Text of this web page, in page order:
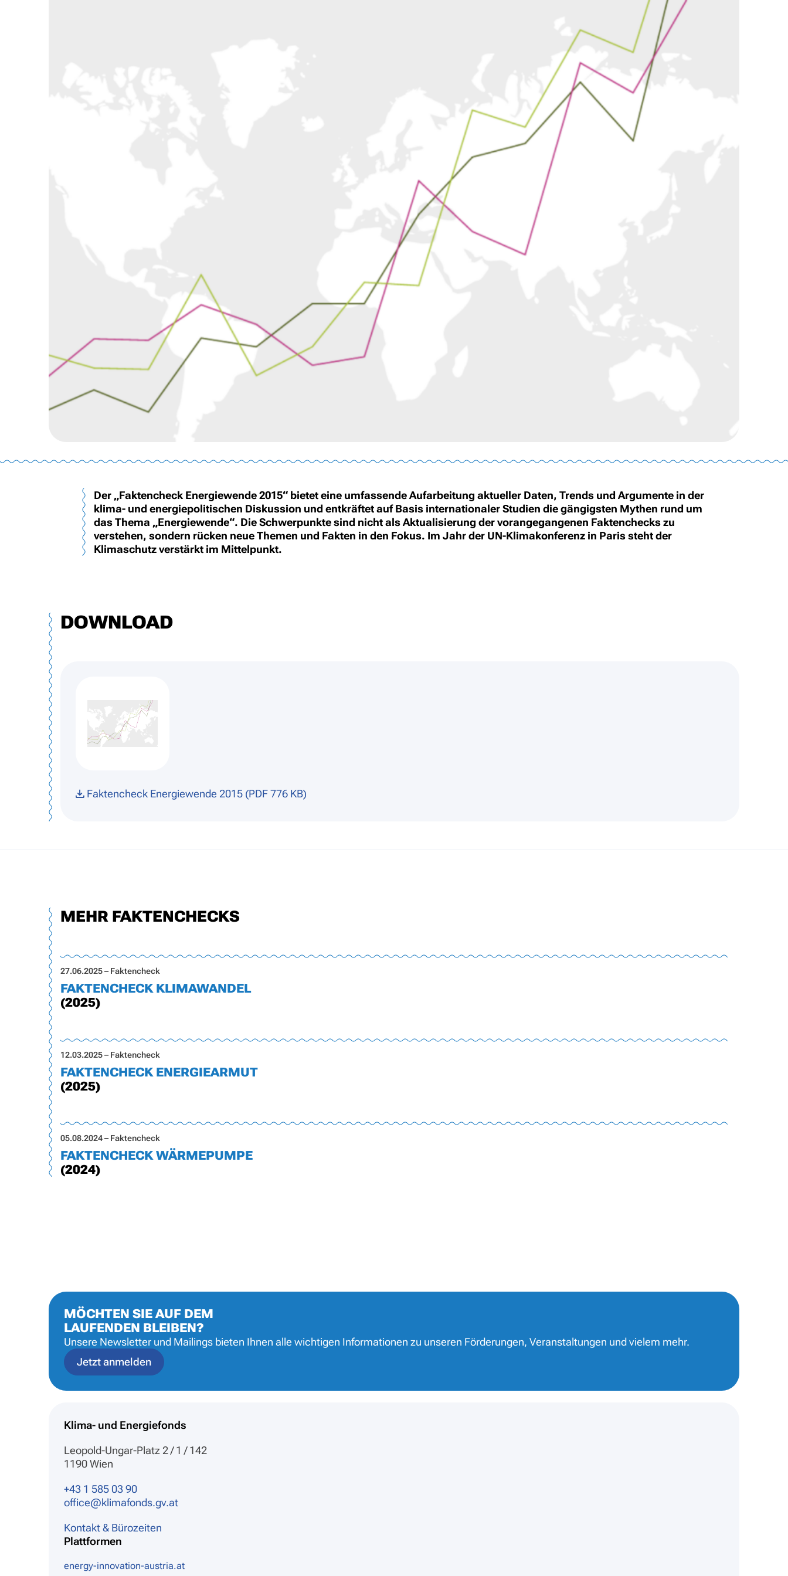
Der „Faktencheck Energiewende 2015“ bietet eine umfassende Aufarbeitung aktueller Daten, Trends und Argumente in der
klima- und energiepolitischen Diskussion und entkräftet auf Basis internationaler Studien die gängigsten Mythen rund um
das Thema „Energiewende“. Die Schwerpunkte sind nicht als Aktualisierung der vorangegangenen Faktenchecks zu
verstehen, sondern rücken neue Themen und Fakten in den Fokus. Im Jahr der UN-Klimakonferenz in Paris steht der
Klimaschutz verstärkt im Mittelpunkt.
DOWNLOAD
Faktencheck Energiewende 2015 (PDF 776 KB)
MEHR FAKTENCHECKS
27.06.2025 – Faktencheck
FAKTENCHECK KLIMAWANDEL
(2025)
12.03.2025 – Faktencheck
FAKTENCHECK ENERGIEARMUT
(2025)
05.08.2024 – Faktencheck
FAKTENCHECK WÄRMEPUMPE
(2024)
MÖCHTEN SIE AUF DEM
LAUFENDEN BLEIBEN?
Unsere Newsletter und Mailings bieten Ihnen alle wichtigen Informationen zu unseren Förderungen, Veranstaltungen und vielem mehr.
Jetzt anmelden
Klima- und Energiefonds
Leopold-Ungar-Platz 2 / 1 / 142
1190 Wien
+43 1 585 03 90
office@klimafonds.gv.at
Kontakt & Bürozeiten
Plattformen
energy-innovation-austria.at